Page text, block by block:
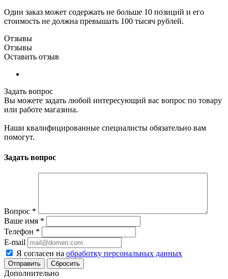
Один заказ может содержать не больше 10 позиций и его
стоимость не должна превышать 100 тысяч рублей.
Отзывы
Отзывы
Оставить отзыв
Задать вопрос
Вы можете задать любой интересующий вас вопрос по товару
или работе магазина.
Наши квалифицированные специалисты обязательно вам
помогут.
Задать вопрос
Вопрос *
Ваше имя *
Телефон *
E-mail
Я согласен на обработку персональных данных
Сбросить
Дополнительно